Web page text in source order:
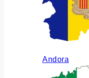
Andora